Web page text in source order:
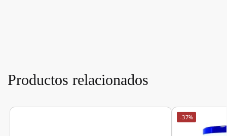
Productos relacionados
-37%